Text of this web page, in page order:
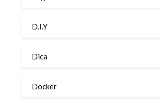
D.I.Y
Dica
Docker